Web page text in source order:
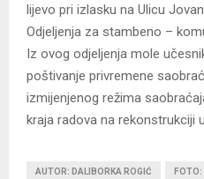
lijevo pri izlasku na Ulicu
Odjeljenja za stambeno –
Iz ovog odjeljenja mole
poštivanje privremene
izmijenjenog režima
kraja radova na rekonstrukciji
AUTOR: DALIBORKA ROGIĆ FOTO: